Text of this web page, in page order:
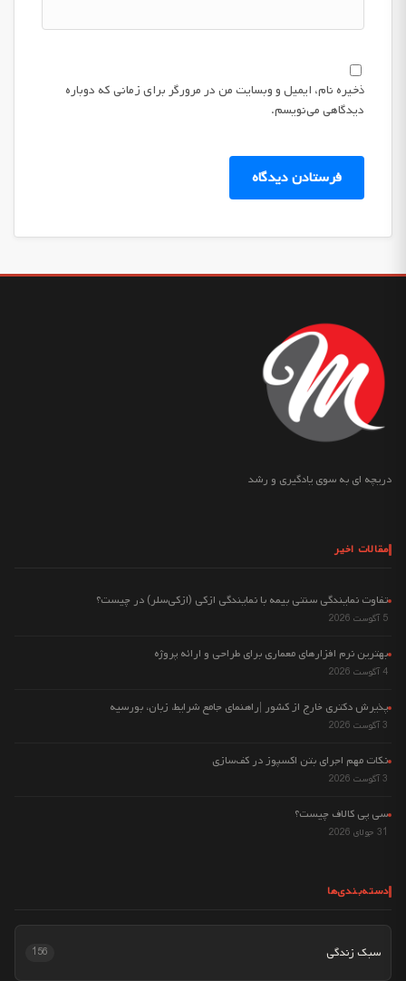
ذخیره نام، ایمیل و وبسایت من در مرورگر برای زمانی که دوباره
دیدگاهی می‌نویسم.
دریچه ای به سوی یادگیری و رشد
مقالات اخیر
تفاوت نمایندگی سنتی بیمه با نمایندگی ازکی (ازکی‌سلر) در چیست؟
5 آگوست 2026
بهترین نرم افزارهای معماری برای طراحی و ارائه پروژه
4 آگوست 2026
پذیرش دکتری خارج از کشور |راهنمای جامع شرایط، زبان، بورسیه
3 آگوست 2026
نکات مهم اجرای بتن اکسپوز در کف‌سازی
3 آگوست 2026
سی پی کالاف چیست؟
31 جولای 2026
دسته‌بندی‌ها
سبک زندگی 156